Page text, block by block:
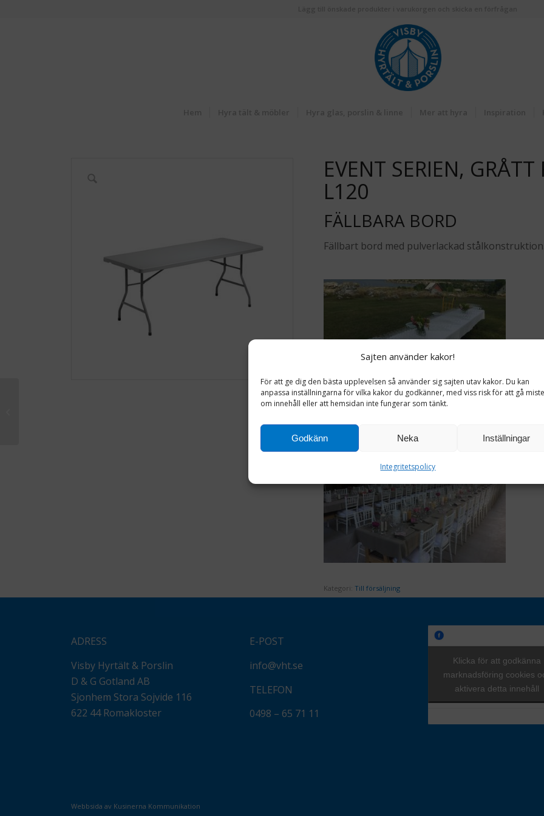
Sajten använder kakor!
För att ge dig den bästa upplevelsen så använder sig sajten utav kakor. Du kan
anpassa inställningarna för vilka kakor du godkänner, med viss risk för att gå miste
om innehåll eller att hemsidan inte fungerar som tänkt.
Godkänn Neka Inställningar
Integritetspolicy
EVENT SERIEN,
L120
FÄLLBARA BORD
Fällbart bord med pulverlackad
Kategori:Till försäljning
ADRESS
Visby Hyrtält & Porslin
D & G Gotland AB
Sjonhem Stora Sojvide 116
622 44 Romakloster
E-POST
info@vht.se
TELEFON
0498 – 65 71 11
Klicka för att godkänna
marknadsföring cookies
aktivera detta innehåll
Webbsida av Kusinerna Kommunikation